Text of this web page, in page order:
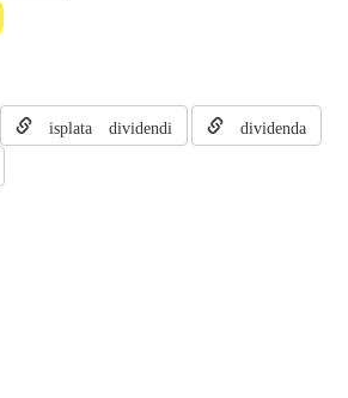
isplata dividendi dividenda